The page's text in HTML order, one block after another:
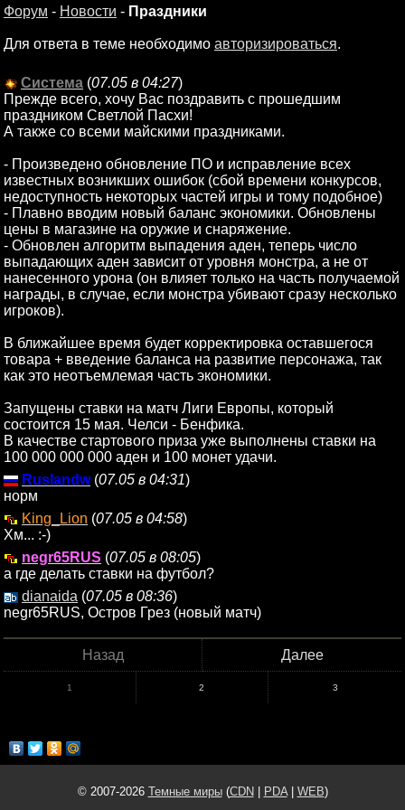
Форум - Новости - Праздники
Для ответа в теме необходимо авторизироваться.
Система (07.05 в 04:27)
Прежде всего, хочу Вас поздравить с прошедшим
праздником Светлой Пасхи!
А также со всеми майскими праздниками.
- Произведено обновление ПО и исправление всех
известных возникших ошибок (сбой времени конкурсов,
недоступность некоторых частей игры и тому подобное)
- Плавно вводим новый баланс экономики. Обновлены
цены в магазине на оружие и снаряжение.
- Обновлен алгоритм выпадения аден, теперь число
выпадающих аден зависит от уровня монстра, а не от
нанесенного урона (он влияет только на часть получаемой
награды, в случае, если монстра убивают сразу несколько
игроков).
В ближайшее время будет корректировка оставшегося
товара + введение баланса на развитие персонажа, так
как это неотъемлемая часть экономики.
Запущены ставки на матч Лиги Европы, который
состоится 15 мая. Челси - Бенфика.
В качестве стартового приза уже выполнены ставки на
100 000 000 000 аден и 100 монет удачи.
Ruslandw(07.05 в 04:31)
норм
King_Lion (07.05 в 04:58)
Хм... :-)
negr65RUS (07.05 в 08:05)
а где делать ставки на футбол?
dianaida (07.05 в 08:36)
negr65RUS, Остров Грез (новый матч)
Назад Далее
1 2 3
© 2007-2026 Темные миры(CDN PDA| WEB)